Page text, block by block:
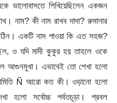
ভালোবাসতে শিখিয়েছিলেন একজন
নাম? কী নাম রাখব দাদা? রুমানার
একটি নাম পাওয়া কি এত সহজ?
ও যদি মাদী কুকুর হয় তাহলে ওকে
এভাবেই তো শেখা হলো
Ñ আরো কত কী। ওড়ানো হলো
সর্বোচ্চ পর্বতচূড়া। প্রবল